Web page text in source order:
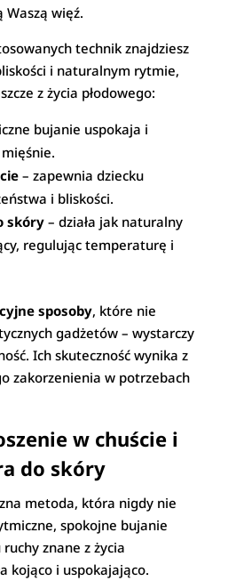
Waszą więź.
technik znajdziesz
i naturalnym rytmie,
z życia płodowego:
bujanie uspokaja i
– zapewnia dziecku
i bliskości.
skóry – działa jak naturalny
regulując temperaturę i
sposoby, które nie
gadżetów – wystarczy
Ich skuteczność wynika z
zakorzenienia w potrzebach
w chuście i
do skóry
metoda, która nigdy nie
spokojne bujanie
znane z życia
kojąco i uspokajająco.